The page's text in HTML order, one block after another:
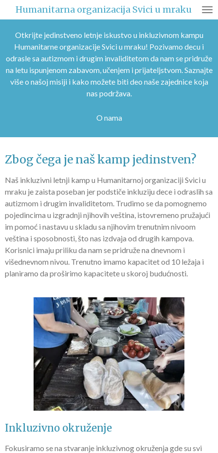
Skip
to
main
content
Humanitarna organizacija Svici u mraku
Otkrijte jedinstveno letnje iskustvo u inkluzivnom kampu
Humanitarne organizacije Svici u mraku! Pozivamo decu i
odrasle sa autizmom i drugim invaliditetom da nam se pridruže
na letu ispunjenom zabavom, učenjem i prijateljstvom. Saznajte
više o našoj misiji i kako možete biti deo naše zajednice koja
nas podržava.
O nama
Zbog čega je naš kamp jedinstven?
Naš inkluzivni letnji kamp u Humanitarnoj organizaciji Svici u
mraku je zaista poseban jer podstiče inkluziju dece i odraslih sa
autizmom i drugim invaliditetom. Trudimo se da pomognemo
pojedincima u izgradnji njihovih veština, istovremeno pružajući
im pomoć i nastavu u skladu sa njihovim trenutnim nivoom
veština i sposobnosti, što nas izdvaja od drugih kampova.
Korisnici imaju priliku da nam se pridruže na dnevnom i
višednevnom nivou. Trenutno imamo kapacitet od 10 ležaja i
planiramo da proširimo kapacitete u skoroj budućnosti.
Inkluzivno okruženje
Fokusiramo se na stvaranje inkluzivnog okruženja gde su svi